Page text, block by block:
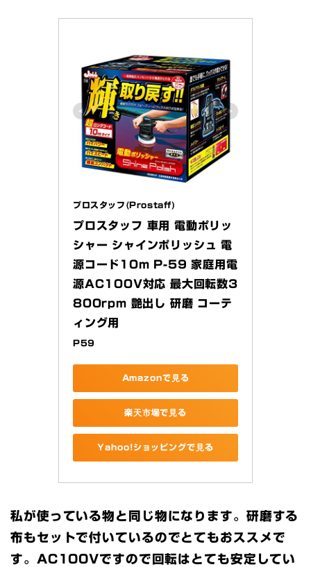
プロスタッフ(Prostaff)
プロスタッフ 車用 電動ポリッ
シャー シャインポリッシュ 電
源コード10m P-59 家庭用電
源AC100V対応 最大回転数3
800rpm 艶出し 研磨 コーテ
ィング用
P59
Amazonで見る
楽天市場で見る
Yahoo!ショッピングで見る
私が使っている物と同じ物になります。研磨する
布もセットで付いているのでとてもおススメで
す。AC100Vですので回転はとても安定してい